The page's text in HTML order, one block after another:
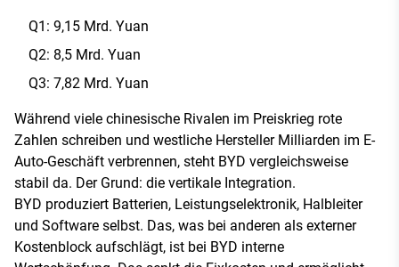
Q1: 9,15 Mrd. Yuan
Q2: 8,5 Mrd. Yuan
Q3: 7,82 Mrd. Yuan
Während viele chinesische Rivalen im Preiskrieg rote
Zahlen schreiben und westliche Hersteller Milliarden im E-
Auto-Geschäft verbrennen, steht BYD vergleichsweise
stabil da. Der Grund: die vertikale Integration.
BYD produziert Batterien, Leistungselektronik, Halbleiter
und Software selbst. Das, was bei anderen als externer
Kostenblock aufschlägt, ist bei BYD interne